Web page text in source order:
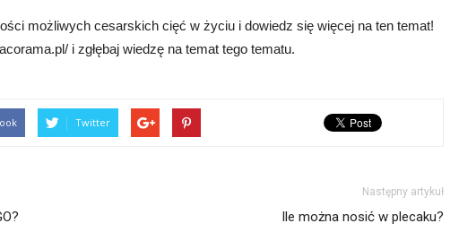
możliwych cesarskich cięć w życiu i dowiedz się więcej na ten temat!
i zgłębaj wiedzę na temat tego tematu.
Twitter
Następny artykuł
Ile można nosić w plecaku?